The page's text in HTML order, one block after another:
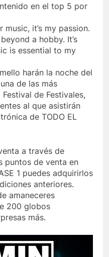
en el top 5 por
music, it’s my passion.
a hobby. It’s
is essential to my
harán la noche del
de las más
de Festivales,
al que asistirán
de TODO EL
a través de
puntos de venta en
1 puedes adquirirlos
anteriores.
amaneceres
200 globos
más.